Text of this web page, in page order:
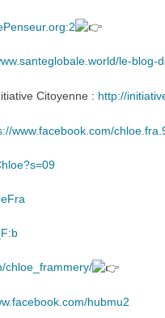
le-blog-
Citoyenne : http://
www.facebook.com/
chloe_frammery/
hubmu2